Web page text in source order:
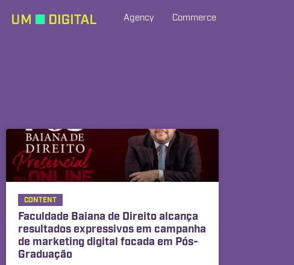
Agency Commerce
CONTENT
Faculdade Baiana de Direito alcança
resultados expressivos em campanha
de marketing digital focada em Pós-
Graduação